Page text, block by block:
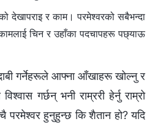
र काम। परमेश्‍वरको सबैभन्दा
चिन र उहाँका पदचापहरू पछ्याऊ
गर्नेहरूले आफ्ना आँखाहरू खोल्नु र
गर्छन् भनी राम्ररी हेर्नु राम्रो
परमेश्‍वर हुनुहुन्छ कि शैतान हो? यदि